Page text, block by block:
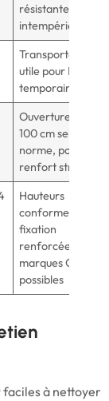
résistante aux
intempéries
Transportable,
utile pour PMR
temporaire
Ouverture 90–
100 cm selon
norme, possible
renfort structurel
Hauteurs
conformes,
fixation
renforcée,
marques Geberit
possibles
à nettoyer